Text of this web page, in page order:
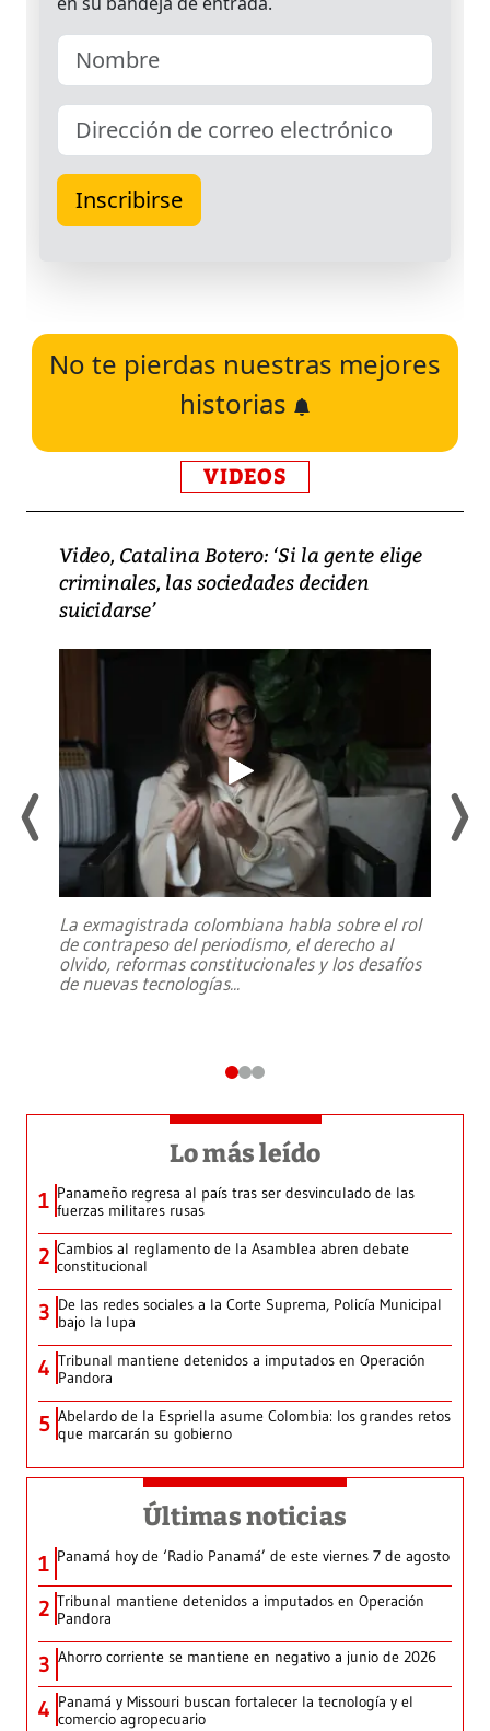
No te pierdas nuestras mejores
historias
VIDEOS
Video, Catalina Botero: ‘Si la gente elige
criminales, las sociedades deciden
suicidarse’
La exmagistrada colombiana habla sobre el rol
de contrapeso del periodismo, el derecho al
olvido, reformas constitucionales y los desafíos
de nuevas tecnologías...
Lo más leído
1 Panameño regresa al país tras ser desvinculado de las
fuerzas militares rusas
2 Cambios al reglamento de la Asamblea abren debate
constitucional
3 De las redes sociales a la Corte Suprema, Policía Municipal
bajo la lupa
4 Tribunal mantiene detenidos a imputados en Operación
Pandora
5 Abelardo de la Espriella asume Colombia: los grandes retos
que marcarán su gobierno
Últimas noticias
1 Panamá hoy de ‘Radio Panamá’ de este viernes 7 de agosto
2 Tribunal mantiene detenidos a imputados en Operación
Pandora
3 Ahorro corriente se mantiene en negativo a junio de 2026
4 Panamá y Missouri buscan fortalecer la tecnología y el
comercio agropecuario